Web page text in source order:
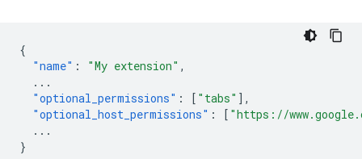
{
"name" : "My extension" ,
...
"optional_permissions" : [ "tabs" ],
"optional_host_permissions" : [ "https://
...
}